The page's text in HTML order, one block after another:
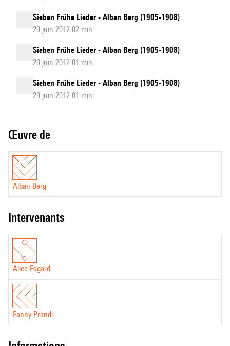
Sieben Frühe Lieder - Alban Berg (1905-1908)
29 juin 2012 02 min
Sieben Frühe Lieder - Alban Berg (1905-1908)
29 juin 2012 01 min
Sieben Frühe Lieder - Alban Berg (1905-1908)
29 juin 2012 01 min
Œuvre de
Alban Berg
intervenants
Alice Fagard
Fanny Prandi